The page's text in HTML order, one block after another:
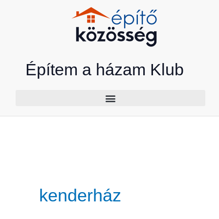
Építem a házam Klub
kenderház